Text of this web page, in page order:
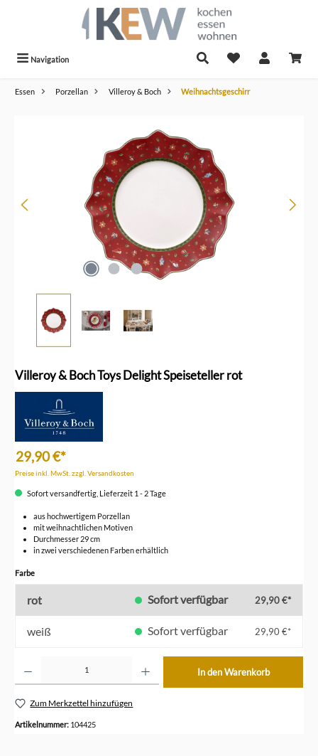
Navigation
Essen Porzellan Villeroy & Boch Weihnachtsgeschirr
Villeroy & Boch Toys Delight Speiseteller rot
29,90 €*
Preise inkl. MwSt. zzgl. Versandkosten
Sofort versandfertig, Lieferzeit 1 - 2 Tage
aus hochwertigem Porzellan
mit weihnachtlichen Motiven
Durchmesser 29 cm
in zwei verschiedenen Farben erhältlich
Farbeauswählen
rot Sofort verfügbar 29,90 €*
weiß Sofort verfügbar 29,90 €*
In den Warenkorb
Zum Merkzettel hinzufügen
Artikelnummer: 104425